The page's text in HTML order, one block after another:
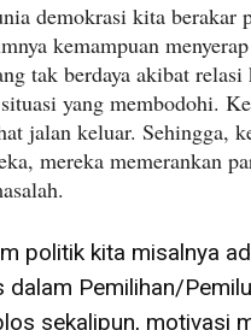
demokrasi kita berakar
kemampuan
tak berdaya akibat relasi
yang membodohi.
jalan keluar. Sehingga,
mereka memerankan
politik kita misalnya
Pemilihan/
sekalipun, motivasi